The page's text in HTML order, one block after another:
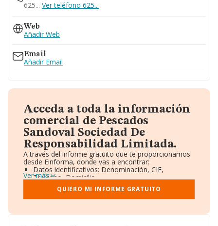
625... Ver teléfono 625...
Web
Añadir Web
Email
Añadir Email
Acceda a toda la información
comercial de Pescados
Sandoval Sociedad De
Responsabilidad Limitada.
A través del informe gratuito que te proporcionamos
desde Einforma, donde vas a encontrar:
Datos identificativos: Denominación, CIF,
Teléfono, Domicilio.
Informe Mercantil Completo (BORME).
Gráficos de Evolución Ventas y Empleados.
Consejo de Administración y Administradores.
Accionistas.
Ver más
QUIERO MI INFORME GRATUITO